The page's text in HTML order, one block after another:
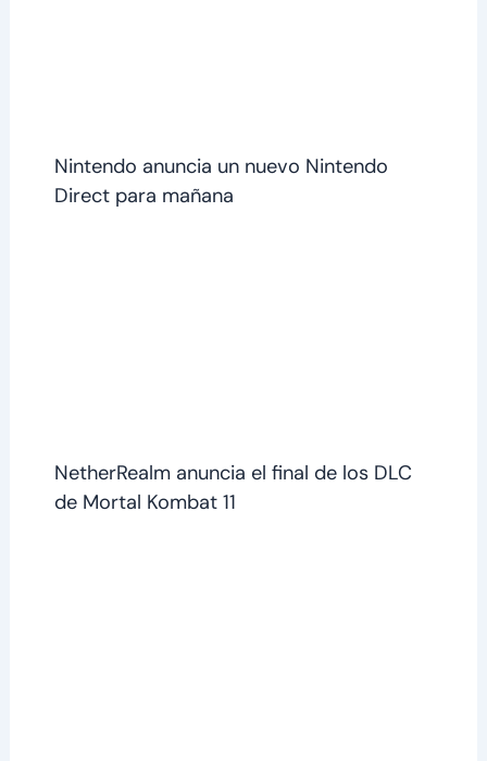
Nintendo anuncia un nuevo Nintendo
Direct para mañana
NetherRealm anuncia el final de los DLC
de Mortal Kombat 11